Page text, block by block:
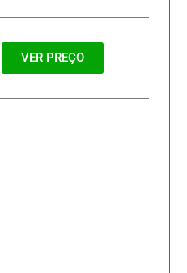
VER PREÇO